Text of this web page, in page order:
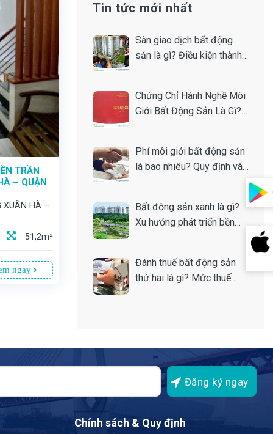
TRẦN
– QUẬN
XUÂN HÀ –
51,2m²
ngay
Tin tức mới nhất
Sàn giao dịch bất động
sản là gì? Điều kiện thành
Chứng Chỉ Hành Nghề Môi
Giới Bất Động Sản Là Gì?
Phí môi giới bất động sản
là bao nhiêu? Quy định và
Bất động sản xanh là gì?
Xu hướng phát triển bền
Đánh thuế bất động sản
thứ hai là gì? Mức thuế
Chính sách & Quy định